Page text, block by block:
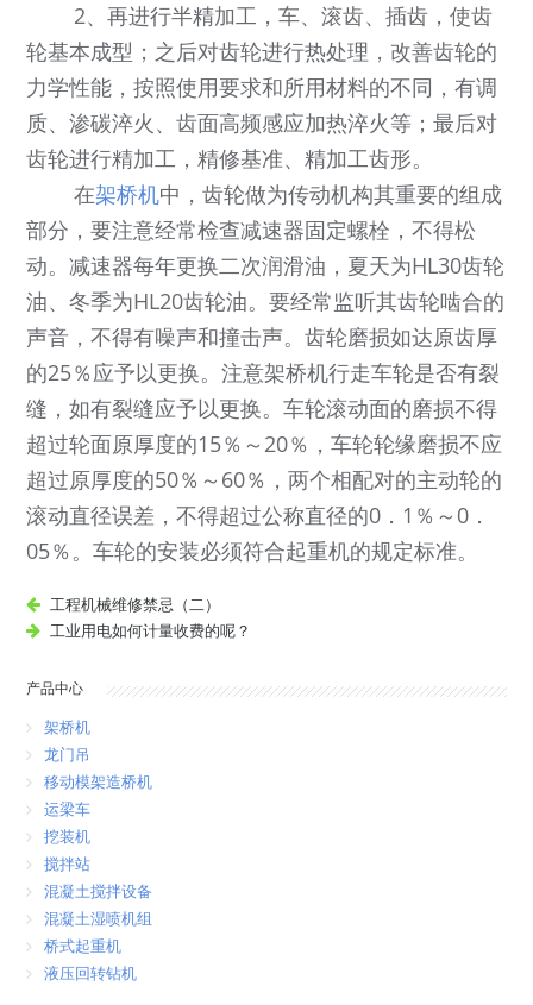
2、再进行半精加工，车、滚齿、插齿，使齿
轮基本成型；之后对齿轮进行热处理，改善齿轮的
力学性能，按照使用要求和所用材料的不同，有调
质、渗碳淬火、齿面高频感应加热淬火等；最后对
齿轮进行精加工，精修基准、精加工齿形。
在架桥机中，齿轮做为传动机构其重要的组成
部分，要注意经常检查减速器固定螺栓，不得松
动。减速器每年更换二次润滑油，夏天为HL30齿轮
油、冬季为HL20齿轮油。要经常监听其齿轮啮合的
声音，不得有噪声和撞击声。齿轮磨损如达原齿厚
的25％应予以更换。注意架桥机行走车轮是否有裂
缝，如有裂缝应予以更换。车轮滚动面的磨损不得
超过轮面原厚度的15％～20％，车轮轮缘磨损不应
超过原厚度的50％～60％，两个相配对的主动轮的
滚动直径误差，不得超过公称直径的0．1％～0．
05％。车轮的安装必须符合起重机的规定标准。
工程机械维修禁忌（二）
工业用电如何计量收费的呢？
产品中心
架桥机
龙门吊
移动模架造桥机
运梁车
挖装机
搅拌站
混凝土搅拌设备
混凝土湿喷机组
桥式起重机
液压回转钻机